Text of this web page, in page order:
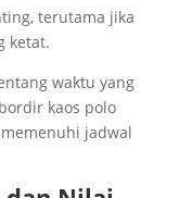
terutama jika
ketat.
waktu yang
kaos polo
jadwal